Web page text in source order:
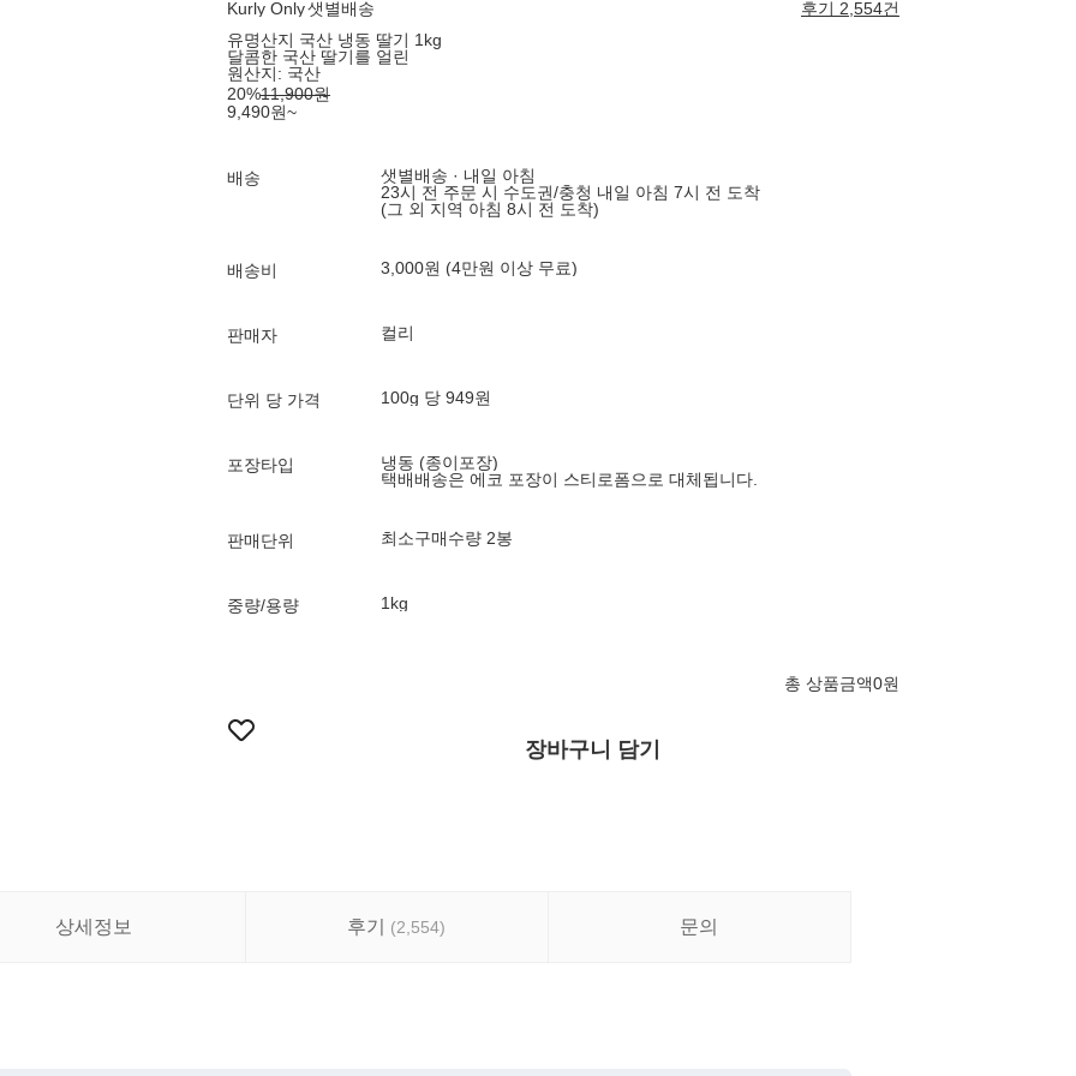
Kurly Only샛별배송
후기 2,554건
유명산지 국산 냉동 딸기 1kg
달콤한 국산 딸기를 얼린
원산지: 국산
20%11,900원
9,490원~
배송
샛별배송 · 내일 아침
23시 전 주문 시 수도권/충청 내일 아침 7시 전 도착
(그 외 지역 아침 8시 전 도착)
배송비 3,000원 (4만원 이상 무료)
판매자 컬리
단위 당 가격 100g 당 949원
포장타입
냉동 (종이포장)
택배배송은 에코 포장이 스티로폼으로 대체됩니다.
판매단위 최소구매수량 2봉
중량/용량 1kg
총 상품금액0원
장바구니 담기
상세정보 후기 (2,554) 문의